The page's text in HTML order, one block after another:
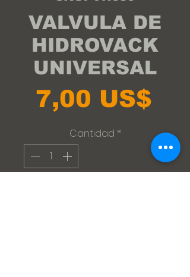
VALVULA DE
HIDROVACK
UNIVERSAL
7,00 US$
Cantidad *